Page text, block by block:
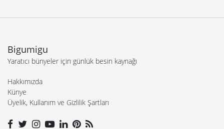
Bigumigu
Yaratıcı bünyeler için günlük besin kaynağı
Hakkımızda
Künye
Üyelik, Kullanım ve Gizlilik Şartları